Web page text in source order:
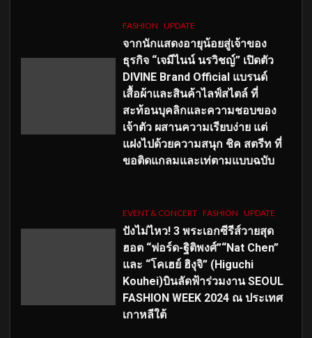
FASHION UPDATE
จากนักแสดงอายุน้อยสู่เจ้าของ
ธุรกิจ “เจมีไนน์ นรวิชญ์” เปิดตัว
DIVINE Brand Official แบรนด์
เสื้อผ้าและสินค้าไลฟ์สไตล์ ที่
สะท้อนบุคลิกและความชอบของ
เจ้าตัว ผสานความเรียบง่าย แต่
แฝงไปด้วยความสนุก ชิค สตรีท ที่
ขอติดแกลมและเท่ตามแบบฉบับ
EVENT & CONCERT FASHION UPDATE
ปังไม่ไหว! 3 พระเอกซีรีส์วายสุด
ฮอต “ฟอร์ด-ฐิติพงศ์”“Nat Chen”
และ “โคเฮย์ ฮิงุจิ” (Higuchi
Kouhei)บินลัดฟ้าร่วมงาน SEOUL
FASHION WEEK 2024 ณ ประเทศ
เกาหลีใต้